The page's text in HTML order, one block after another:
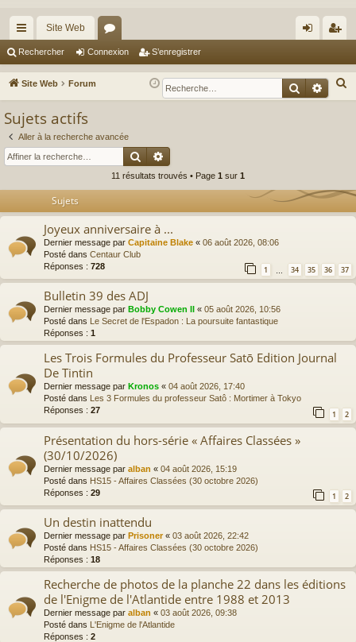
cc
ès
ra
pi
de
Site Web
or
u
m
ne
xi
nr
eg
Rechercher Connexion S’enregistrer
Site Web Forum
e
Sujets actifs
Aller à la recherche avancée
Rechercher
11 résultats trouvés • Page 1 sur 1
Sujets
Joyeux anniversaire à ...
Dernier message par Capitaine Blake « 06 août 2026, 08:06
Posté dans Centaur Club
Réponses : 728 1 … 34 35 36 37
Bulletin 39 des ADJ
Dernier message par Bobby Cowen II « 05 août 2026, 10:56
Posté dans Le Secret de l'Espadon : La poursuite fantastique
Réponses : 1
Les Trois Formules du Professeur Satō Edition Journal
De Tintin
Dernier message par Kronos « 04 août 2026, 17:40
Posté dans Les 3 Formules du professeur Satô : Mortimer à Tokyo
Réponses : 27 1 2
Présentation du hors-série « Affaires Classées »
(30/10/2026)
Dernier message par alban « 04 août 2026, 15:19
Posté dans HS15 - Affaires Classées (30 octobre 2026)
Réponses : 29 1 2
Un destin inattendu
Dernier message par Prisoner« 03 août 2026, 22:42
Posté dans HS15 - Affaires Classées (30 octobre 2026)
Réponses : 18
Recherche de photos de la planche 22 dans les éditions
de l'Enigme de l'Atlantide entre 1988 et 2013
Dernier message par alban « 03 août 2026, 09:38
Posté dans L'Enigme de l'Atlantide
Réponses : 2